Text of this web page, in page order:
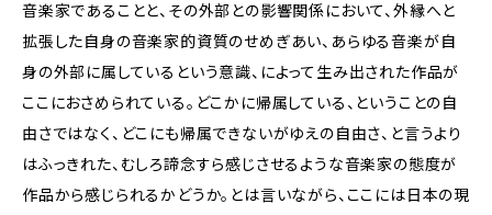
音楽家であることと、その外部との影響関係において、外縁へと
拡張した自身の音楽家的資質のせめぎあい、あらゆる音楽が自
身の外部に属しているという意識、によって生み出された作品が
ここにおさめられている。どこかに帰属している、ということの自
由さではなく、どこにも帰属できないがゆえの自由さ、と言うより
はふっきれた、むしろ諦念すら感じさせるような音楽家の態度が
作品から感じられるかどうか。とは言いながら、ここには日本の現